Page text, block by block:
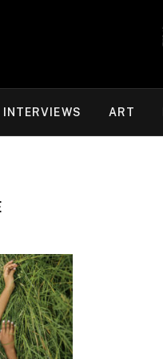
INTERVIEWS ART